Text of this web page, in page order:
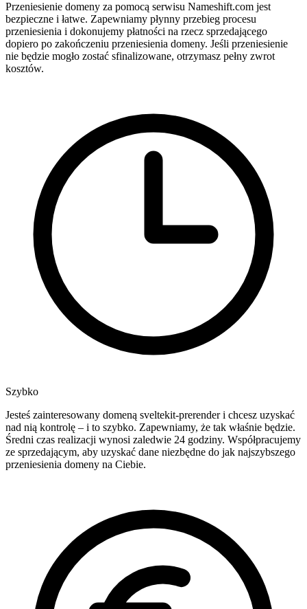
Przeniesienie domeny za pomocą serwisu Nameshift.com jest
bezpieczne i łatwe. Zapewniamy płynny przebieg procesu
przeniesienia i dokonujemy płatności na rzecz sprzedającego
dopiero po zakończeniu przeniesienia domeny. Jeśli przeniesienie
nie będzie mogło zostać sfinalizowane, otrzymasz pełny zwrot
kosztów.
Szybko
Jesteś zainteresowany domeną sveltekit-prerender i chcesz uzyskać
nad nią kontrolę – i to szybko. Zapewniamy, że tak właśnie będzie.
Średni czas realizacji wynosi zaledwie 24 godziny. Współpracujemy
ze sprzedającym, aby uzyskać dane niezbędne do jak najszybszego
przeniesienia domeny na Ciebie.